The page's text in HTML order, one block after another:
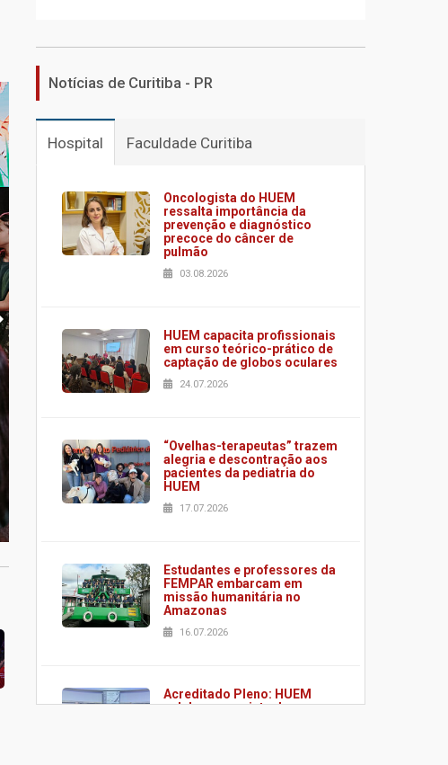
Notícias de Curitiba - PR
Hospital Faculdade Curitiba
Oncologista do HUEM
ressalta importância da
prevenção e diagnóstico
precoce do câncer de
pulmão
03.08.2026
HUEM capacita profissionais
em curso teórico-prático de
captação de globos oculares
24.07.2026
“Ovelhas-terapeutas” trazem
alegria e descontração aos
pacientes da pediatria do
HUEM
17.07.2026
Estudantes e professores da
FEMPAR embarcam em
missão humanitária no
Amazonas
16.07.2026
Acreditado Pleno: HUEM
celebra conquista de